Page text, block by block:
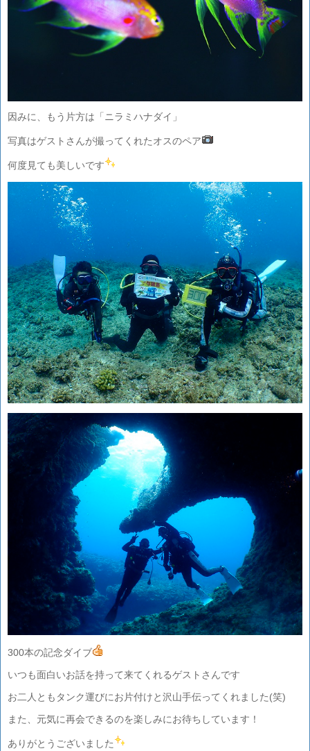
因みに、もう片方は「ニラミハナダイ」
写真はゲストさんが撮ってくれたオスのペア
何度見ても美しいです
300本の記念ダイブ
いつも面白いお話を持って来てくれるゲストさんです
お二人ともタンク運びにお片付けと沢山手伝ってくれました(笑)
また、元気に再会できるのを楽しみにお待ちしています！
ありがとうございました